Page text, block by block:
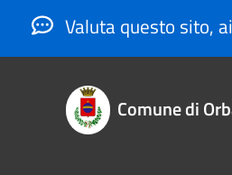
Valuta questo sito,
Comune di